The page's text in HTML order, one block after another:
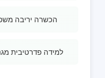
הכשרה יריבה
למידה פדרטיבית